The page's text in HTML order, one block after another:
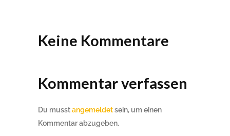
Keine Kommentare
Kommentar verfassen
Du musstangemeldetsein, um einen
Kommentar abzugeben.